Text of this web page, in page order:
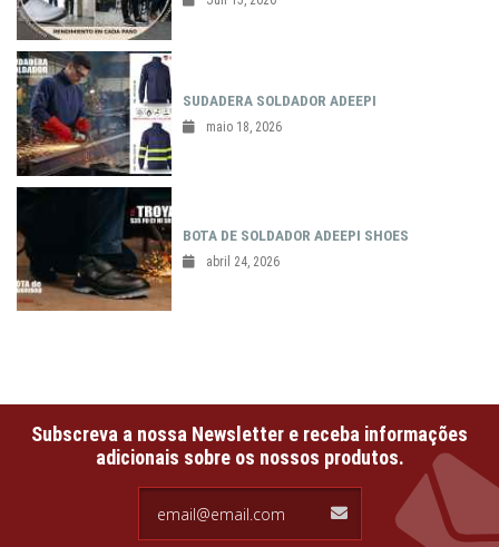
SUDADERA SOLDADOR ADEEPI
maio 18, 2026
BOTA DE SOLDADOR ADEEPI SHOES
abril 24, 2026
Subscreva a nossa Newsletter e receba informações
adicionais sobre os nossos produtos.